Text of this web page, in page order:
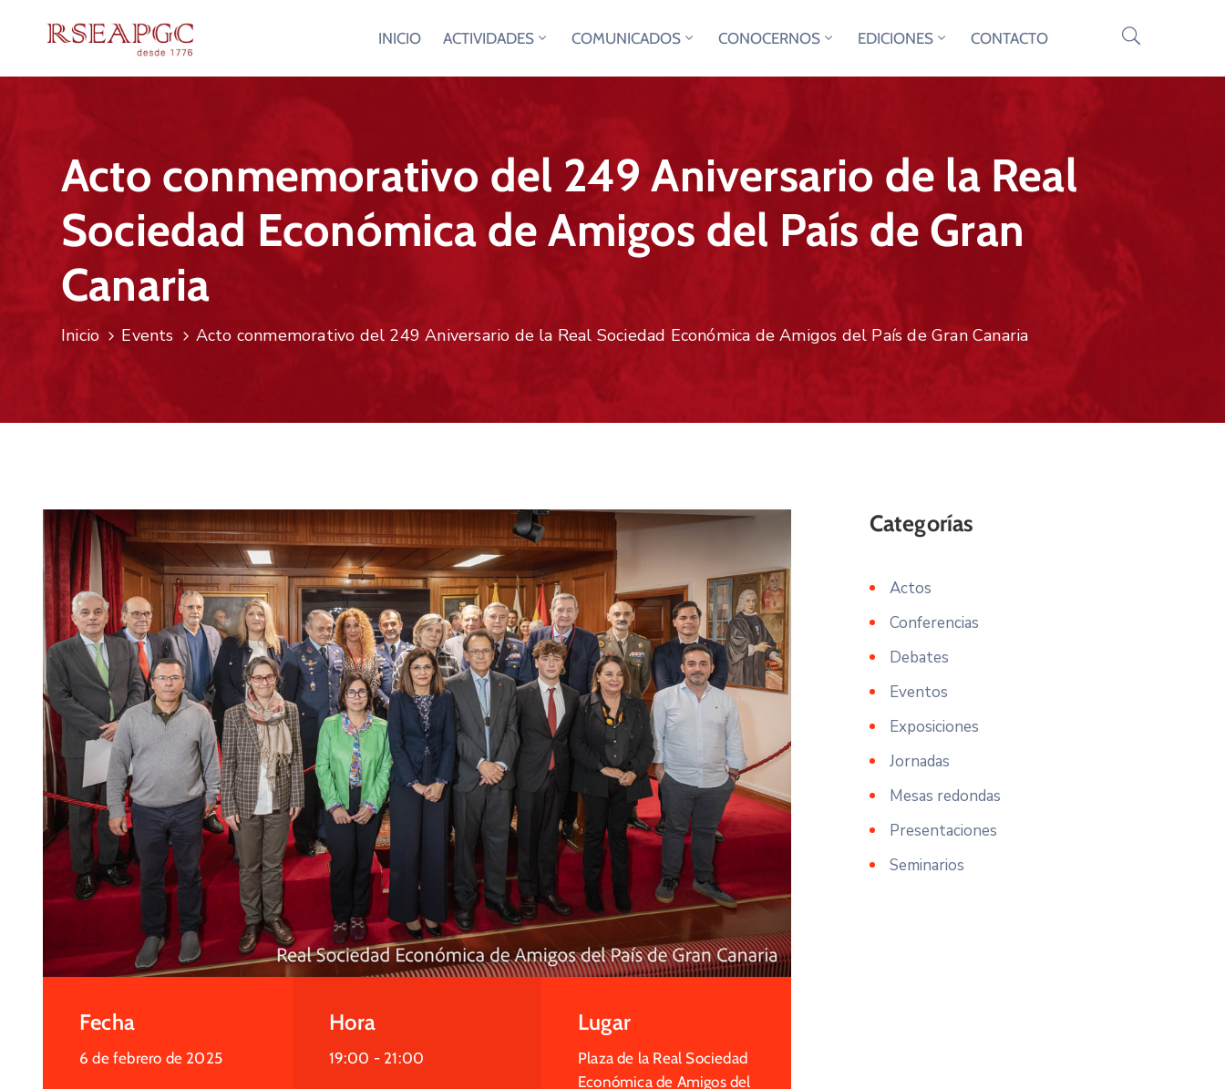
INICIO ACTIVIDADES COMUNICADOS CONOCERNOS EDICIONES CONTACTO
Acto conmemorativo del 249 Aniversario de la Real
Sociedad Económica de Amigos del País de Gran
Canaria
Inicio Events Acto conmemorativo del 249 Aniversario de la Real Sociedad Económica de Amigos del País de Gran Canaria
Fecha
6 de febrero de 2025
Hora
19:00 - 21:00
Lugar
Plaza de la Real Sociedad
Económica de Amigos del
Actos
Conferencias
Debates
Eventos
Exposiciones
Jornadas
Mesas redondas
Presentaciones
Seminarios